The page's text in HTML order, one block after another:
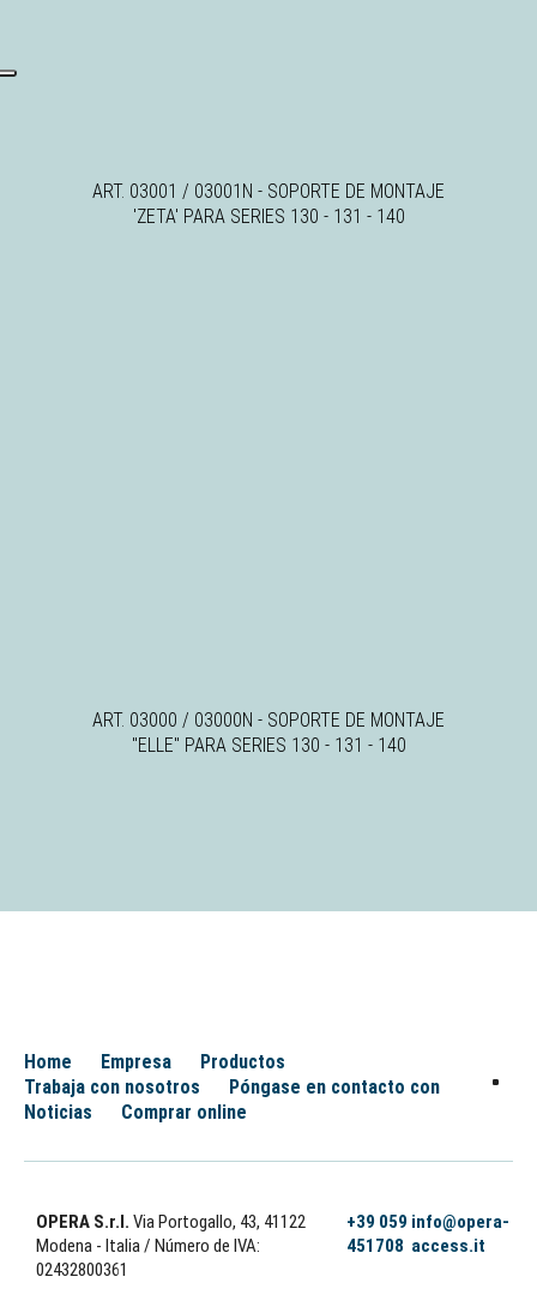
ART. 03001 / 03001N - SOPORTE DE MONTAJE
'ZETA' PARA SERIES 130 - 131 - 140
ART. 03000 / 03000N - SOPORTE DE MONTAJE
"ELLE" PARA SERIES 130 - 131 - 140
Home Empresa
Productos
Trabaja con nosotros
Póngase en contacto con
Noticias
Comprar online
OPERA S.r.l. Via Portogallo, 43, 41122
Modena - Italia/ Número de IVA:
02432800361
+39 059
451708
info@opera-
access.it